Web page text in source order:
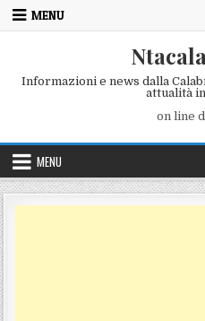
Skip to content
MENU
Informazioni e news dalla
attualità
on line
MENU